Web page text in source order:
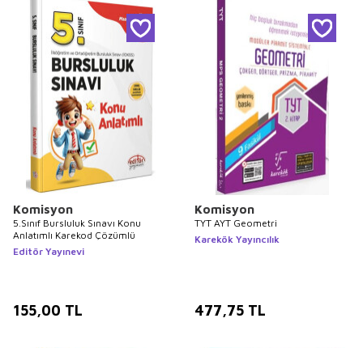
Komisyon
5.Sınıf Bursluluk Sınavı Konu
Anlatımlı Karekod Çözümlü
Editör Yayınevi
155,00 TL
Komisyon
TYT AYT Geometri
Karekök Yayıncılık
477,75 TL